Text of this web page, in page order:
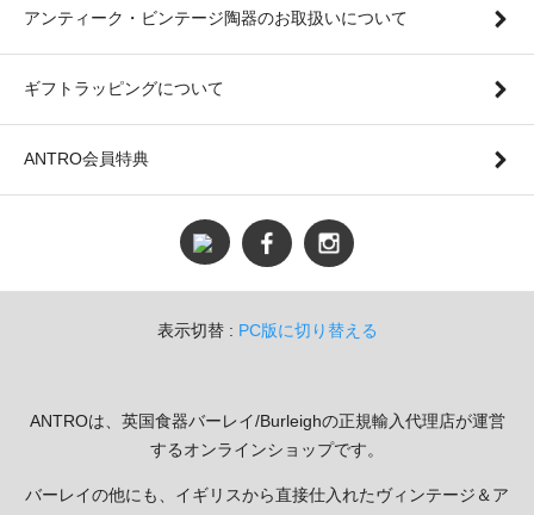
アンティーク・ビンテージ陶器のお取扱いについて
ギフトラッピングについて
ANTRO会員特典
表示切替 : PC版に切り替える
ANTROは、英国食器バーレイ/Burleighの正規輸入代理店が運営
するオンラインショップです。
バーレイの他にも、イギリスから直接仕入れたヴィンテージ＆ア